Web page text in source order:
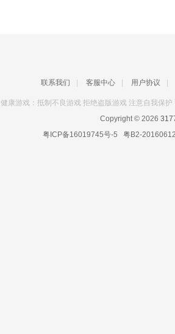
联系我们 客服中心 用户协议
健康游戏：抵制不良游戏 拒绝盗版游戏 注意自我保
Copyright © 2026
粤ICP备16019745号-5 粤B2-